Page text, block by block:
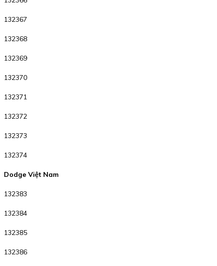
132367
132368
132369
132370
132371
132372
132373
132374
Dodge Việt Nam
132383
132384
132385
132386